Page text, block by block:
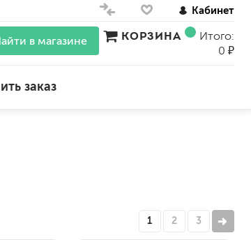
Кабинет
в магазине КОРЗИНА
Итого:
0 ₽
заказ
1 2 3